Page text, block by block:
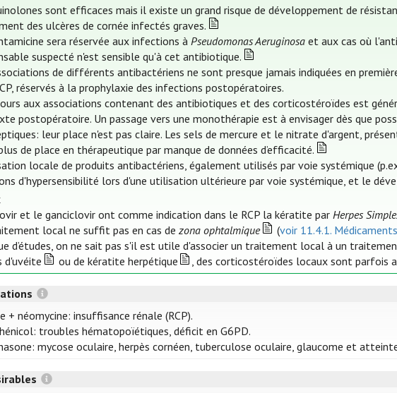
sont efficaces mais il existe un grand risque de développement de
des ulcères de cornée infectés graves.
sera réservée aux infections àPseudomonas Aeruginosa et aux cas où
suspecté n'est sensible qu'à cet antibiotique.
de différents antibactériens ne sont presque jamais indiquées en
réservés à la prophylaxie des infections postopératoires.
aux associations contenant des antibiotiques et des corticostéroïdes est
postopératoire. Un passage vers une monothérapie est à envisager dès que
leur place n'est pas claire. Les sels de mercure et le nitrate d'argent,
de place en thérapeutique par manque de données d’efficacité.
locale de produits antibactériens, également utilisés par voie systémique
d'hypersensibilité lors d'une utilisation ultérieure par voie systémique, et le
et le ganciclovir ont comme indication dans le RCP la kératite parHerpes
local ne suffit pas en cas dezona ophtalmique (voir 11.4.1.
d’études, on ne sait pas s'il est utile d'associer un traitement local à un
d'uvéite
ou de kératite herpétique , des corticostéroïdes locaux sont parfois
+ néomycine: insuffisance rénale (RCP).
troubles hématopoïétiques, déficit en G6PD.
mycose oculaire, herpès cornéen, tuberculose oculaire, glaucome et